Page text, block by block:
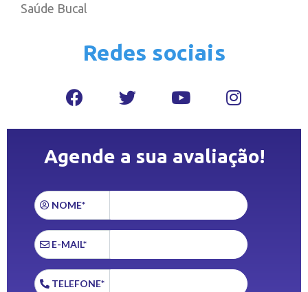
Saúde Bucal
Redes sociais
Agende a sua avaliação!
NOME*
E-MAIL*
TELEFONE*